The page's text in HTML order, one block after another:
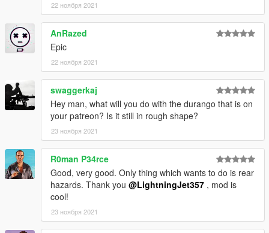
22 ноября 2021
AnRazed
Epic
22 ноября 2021
swaggerkaj
Hey man, what will you do with the durango that is on
your patreon? Is it still in rough shape?
23 ноября 2021
R0man P34rce
Good, very good. Only thing which wants to do is rear
hazards. Thank you @LightningJet357 , mod is
cool!
23 ноября 2021